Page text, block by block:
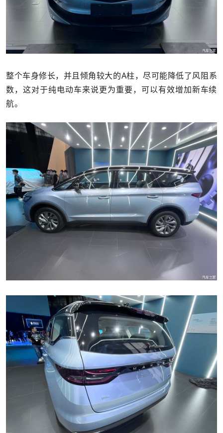
整个车身修长，并且倾角较大的A柱，尽可能降低了风阻系
数，这对于纯电动车来说更为重要，可以有效增加新车续
航。